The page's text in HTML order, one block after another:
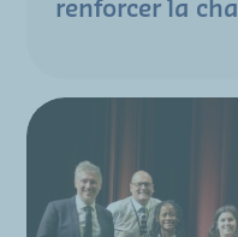
renforcer la